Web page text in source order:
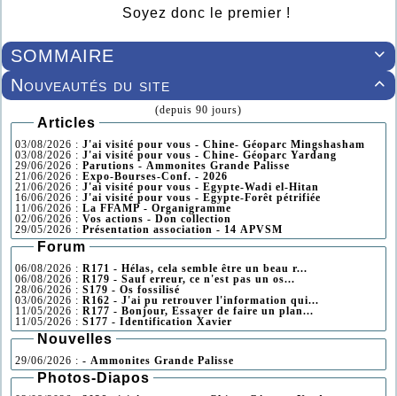

SOMMAIRE

Nouveautés du site
(depuis 90 jours)
Articles
03/08/2026 : J'ai visité pour vous - Chine- Géoparc Mingshasham
03/08/2026 : J'ai visité pour vous - Chine- Géoparc Yardang
29/06/2026 : Parutions - Ammonites Grande Palisse
21/06/2026 : Expo-Bourses-Conf. - 2026
21/06/2026 : J'ai visité pour vous - Egypte-Wadi el-Hitan
16/06/2026 : J'ai visité pour vous - Egypte-Forêt pétrifiée
11/06/2026 : La FFAMP - Organigramme
02/06/2026 : Vos actions - Don collection
29/05/2026 : Présentation association - 14 APVSM
Forum
06/08/2026 : R171 - Hélas, cela semble être un beau r...
06/08/2026 : R179 - Sauf erreur, ce n'est pas un os...
28/06/2026 : S179 - Os fossilisé
03/06/2026 : R162 - J'ai pu retrouver l'information qui...
11/05/2026 :
R177 - Bonjour, Essayer de faire un plan...
11/05/2026 : S177 - Identification Xavier
Nouvelles
29/06/2026 : - Ammonites Grande Palisse
Photos-Diapos
Soyez donc le premier !